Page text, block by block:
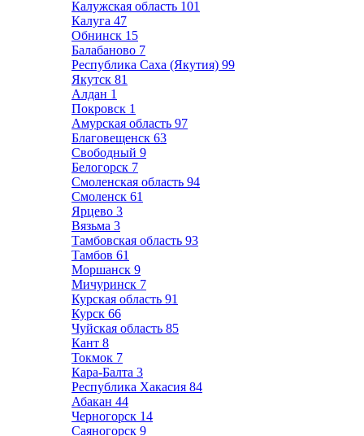
Калужская область 101
Калуга 47
Обнинск 15
Балабаново 7
Республика Саха (Якутия) 99
Якутск 81
Алдан 1
Покровск 1
Амурская область 97
Благовещенск 63
Свободный 9
Белогорск 7
Смоленская область 94
Смоленск 61
Ярцево 3
Вязьма 3
Тамбовская область 93
Тамбов 61
Моршанск 9
Мичуринск 7
Курская область 91
Курск 66
Чуйская область 85
Кант 8
Токмок 7
Кара-Балта 3
Республика Хакасия 84
Абакан 44
Черногорск 14
Саяногорск 9